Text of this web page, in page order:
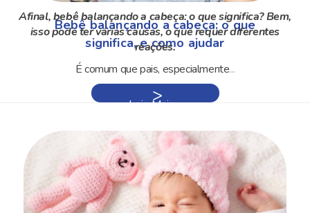
Bebê balançando a cabeça: o que
significa, e como ajudar
Afinal, bebê balançando a cabeça: o que significa? Bem,
isso pode ter várias causas, o que requer diferentes
reações.
É comum que pais, especialmente...
Leia Mais »